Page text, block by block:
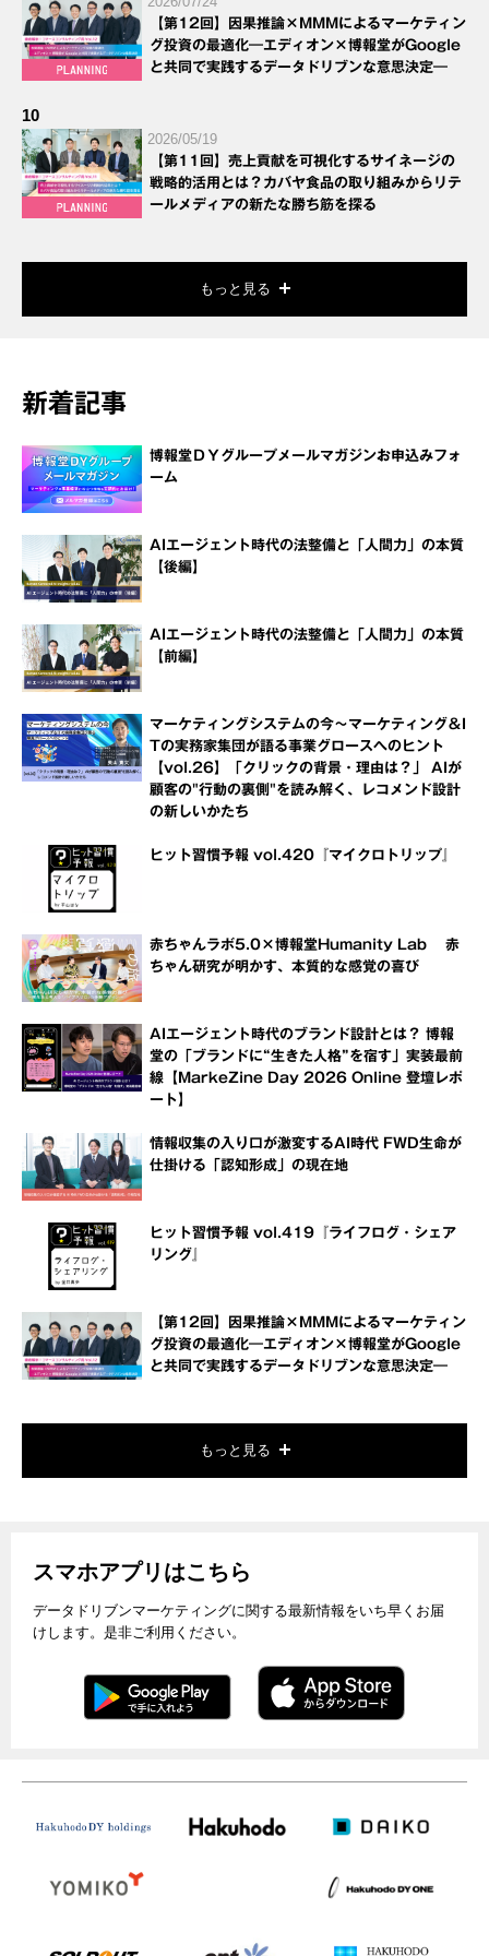
【第12回】因果推論×MMMによるマーケティン
グ投資の最適化―エディオン×博報堂がGoogle
と共同で実践するデータドリブンな意思決定―
10
2026/05/19
【第11回】売上貢献を可視化するサイネージの
戦略的活用とは？カバヤ食品の取り組みからリテ
ールメディアの新たな勝ち筋を探る
もっと見る
新着記事
博報堂ＤＹグループメールマガジンお申込みフォ
ーム
AIエージェント時代の法整備と「人間力」の本質
【後編】
AIエージェント時代の法整備と「人間力」の本質
【前編】
マーケティングシステムの今～マーケティング＆I
Tの実務家集団が語る事業グロースへのヒント
【vol.26】「クリックの背景・理由は？」 AIが
顧客の"行動の裏側"を読み解く、レコメンド設計
の新しいかたち
ヒット習慣予報 vol.420『マイクロトリップ』
赤ちゃんラボ5.0×博報堂Humanity Lab 赤
ちゃん研究が明かす、本質的な感覚の喜び
AIエージェント時代のブランド設計とは？ 博報
堂の「ブランドに“生きた人格”を宿す」実装最前
線【MarkeZine Day 2026 Online 登壇レポ
ート】
情報収集の入り口が激変するAI時代 FWD生命が
仕掛ける「認知形成」の現在地
ヒット習慣予報 vol.419『ライフログ・シェア
リング』
【第12回】因果推論×MMMによるマーケティン
グ投資の最適化―エディオン×博報堂がGoogle
と共同で実践するデータドリブンな意思決定―
もっと見る
スマホアプリはこちら
データドリブンマーケティングに関する最新情報をいち早くお届
けします。是非ご利用ください。